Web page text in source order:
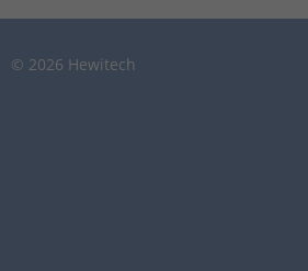
© 2026 Hewitech